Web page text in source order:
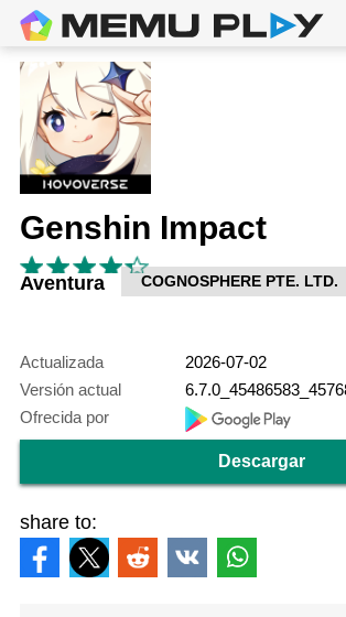
Genshin Impact
Aventura COGNOSPHERE PTE. LTD.
Actualizada
2026-07-02
Versión actual
Ofrecida por
Descargar
share to: